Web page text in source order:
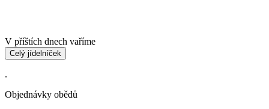
V příštích dnech vaříme
Celý jídelníček
.
Objednávky obědů